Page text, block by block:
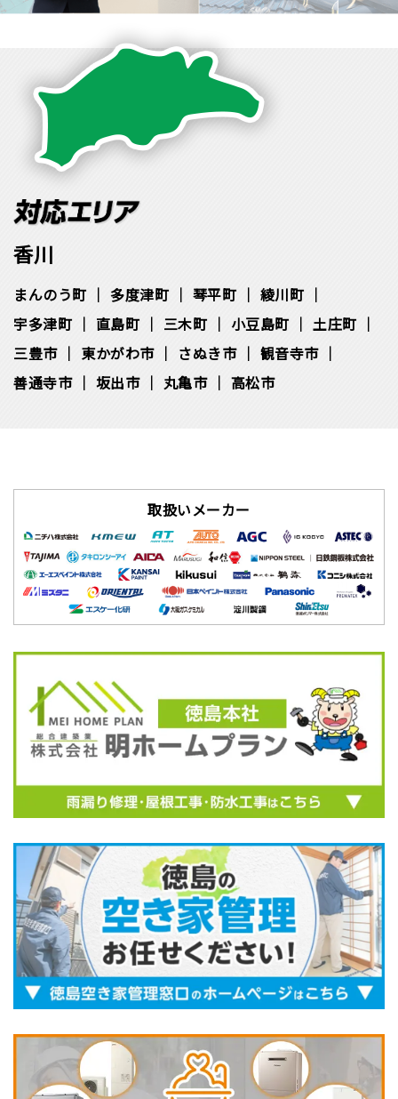
香川
まんのう町 多度津町 琴平町
綾川町
宇多津町
直島町 三木町 小豆島町
土庄町
三豊市
東かがわ市 さぬき市
観音寺市
善通寺市
坂出市 丸亀市 高松市
取扱いメーカー